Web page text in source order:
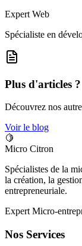
Expert Web
Spécialiste en
Plus d'articles ?
Découvrez nos
Voir le blog
🍋
Micro Citron
Spécialistes de la
la création, la
entrepreneuriale.
Expert Micro-
Nos Services